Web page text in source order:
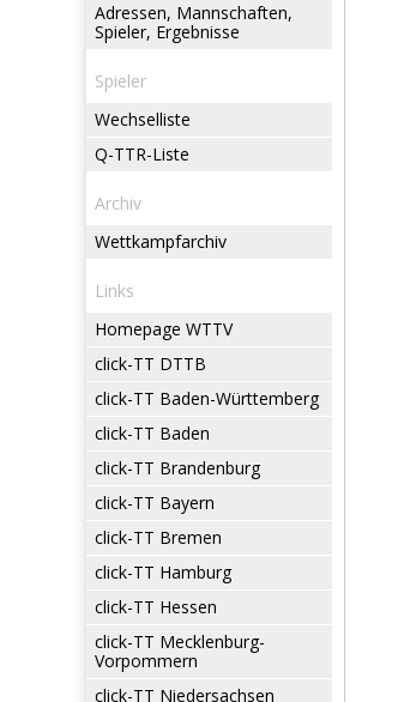
Adressen, Mannschaften,
Spieler, Ergebnisse
Spieler
Wechselliste
Q-TTR-Liste
Archiv
Wettkampfarchiv
Links
Homepage WTTV
click-TT DTTB
click-TT Baden-Württemberg
click-TT Baden
click-TT Brandenburg
click-TT Bayern
click-TT Bremen
click-TT Hamburg
click-TT Hessen
click-TT Mecklenburg-
Vorpommern
click-TT Niedersachsen